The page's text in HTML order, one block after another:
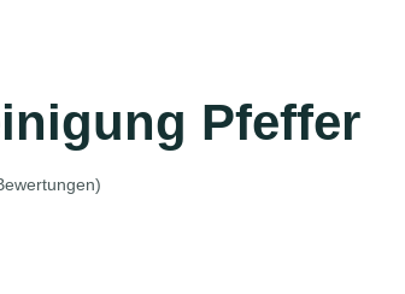
Pfeffer